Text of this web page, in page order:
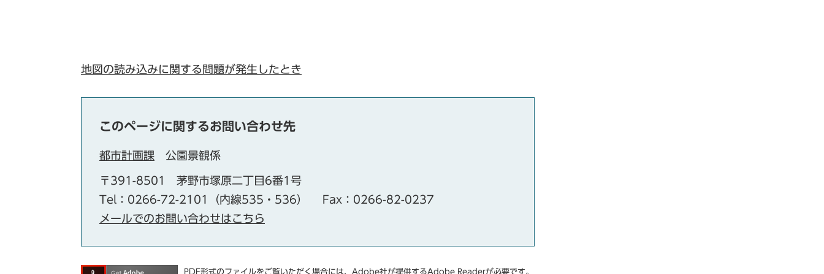
地図の読み込みに関する問題が発生したとき
このページに関するお問い合わせ先
都市計画課 公園景観係
〒391-8501
茅野市塚原二丁目6番1号
Tel：0266-72-2101（内線535・536）
Fax：0266-82-0237
メールでのお問い合わせはこちら
PDF形式のファイルをご覧いただく場合には、Adobe社が提供するAdobe Readerが必要です。